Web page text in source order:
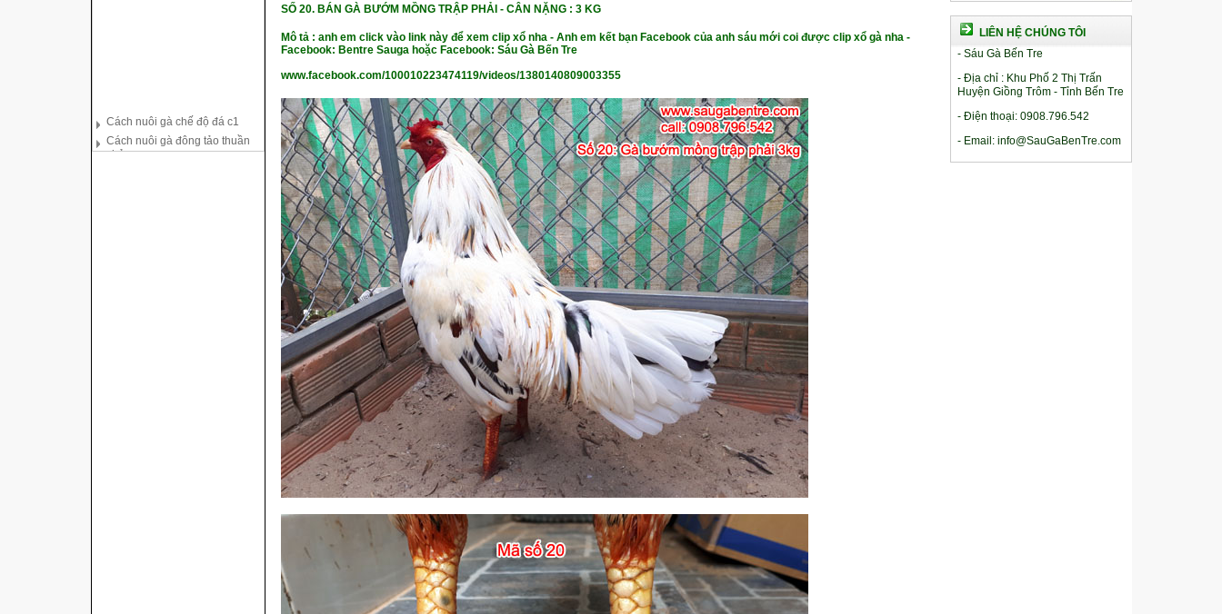
chủng
Kỹ thuật nuôi gà con mới nở
Hướng dẫn nuôi gà đá
SỐ 20. BÁN GÀ BƯỚM MỒNG TRẬP PHẢI - CÂN NẶNG : 3 KG
Mô tả : anh em click vào link này để xem clip xổ nha - Anh em kết bạn Facebook của anh sáu mới coi được clip xổ gà nha -
Facebook: Bentre Sauga hoặc Facebook: Sáu Gà Bến Tre
www.facebook.com/100010223474119/videos/1380140809003355
LIÊN HỆ CHÚNG TÔI
- Sáu Gà Bến Tre
- Địa chỉ : Khu Phố 2 Thị Trấn
Huyện Giồng Trôm - Tỉnh Bến Tre
- Điện thoại: 0908.796.542
- Email: info@SauGaBenTre.com